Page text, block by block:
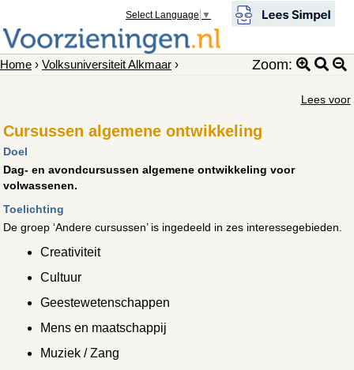
Select Language ▼
Home › Volksuniversiteit Alkmaar › Zoom:
Lees voor
Cursussen algemene ontwikkeling
Doel
Dag- en avondcursussen algemene ontwikkeling voor
volwassenen.
Toelichting
De groep ‘Andere cursussen’ is ingedeeld in zes interessegebieden.
Creativiteit
Cultuur
Geestewetenschappen
Mens en maatschappij
Muziek / Zang